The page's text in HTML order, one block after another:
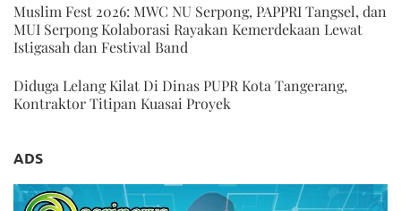
Muslim Fest 2026: MWC NU Serpong, PAPPRI Tangsel, dan
MUI Serpong Kolaborasi Rayakan Kemerdekaan Lewat
Istigasah dan Festival Band
Diduga Lelang Kilat Di Dinas PUPR Kota Tangerang,
Kontraktor Titipan Kuasai Proyek
ADS